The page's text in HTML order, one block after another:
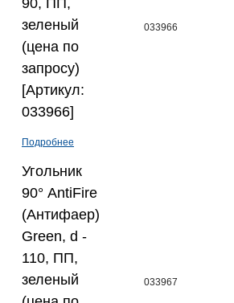
90, ПП,
зеленый
(цена по
запросу)
[Артикул:
033966]
Подробнее
033966
Угольник
90° AntiFire
(Антифаер)
Green, d -
110, ПП,
зеленый
033967